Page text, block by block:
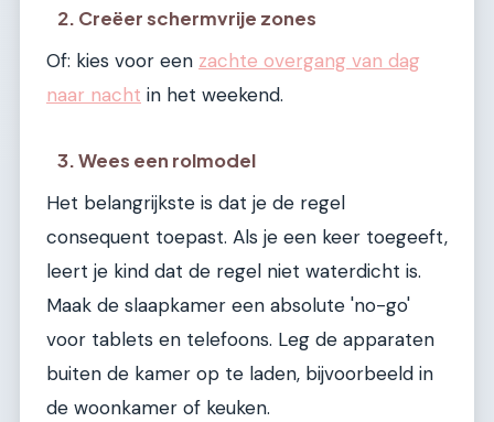
2. Creëer schermvrije zones
Of: kies voor een zachte overgang van dag
naar nacht in het weekend.
3. Wees een rolmodel
Het belangrijkste is dat je de regel
consequent toepast. Als je een keer toegeeft,
leert je kind dat de regel niet waterdicht is.
Maak de slaapkamer een absolute 'no-go'
voor tablets en telefoons. Leg de apparaten
buiten de kamer op te laden, bijvoorbeeld in
de woonkamer of keuken.